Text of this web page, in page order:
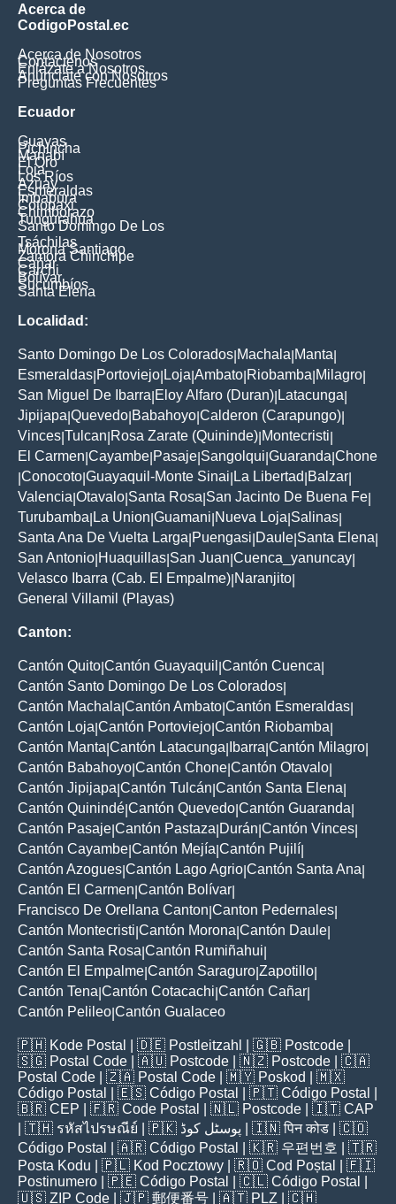
Acerca de
CodigoPostal.ec
Acerca de Nosotros
Contáctenos
Enlázate a Nosotros
Anúnciate con Nosotros
Preguntas Frecuentes
Ecuador
Guayas
Pichincha
Manabí
El Oro
Loja
Los Ríos
Azuay
Esmeraldas
Imbabura
Cotopaxi
Chimborazo
Tungurahua
Santo Domingo De Los
Tsáchilas
Morona Santiago
Zamora Chinchipe
Cañar
Carchi
Bolívar
Sucumbíos
Santa Elena
Localidad:
Santo Domingo De Los Colorados Machala Manta
Esmeraldas Portoviejo Loja Ambato Riobamba Milagro
San Miguel De Ibarra Eloy Alfaro (Duran) Latacunga
Jipijapa Quevedo Babahoyo Calderon (Carapungo)
Vinces Tulcan Rosa Zarate (Quininde) Montecristi
El Carmen Cayambe Pasaje Sangolqui Guaranda Chone
Conocoto Guayaquil-Monte Sinai La Libertad Balzar
Valencia Otavalo Santa Rosa San Jacinto De Buena Fe
Turubamba La Union Guamani Nueva Loja Salinas
Santa Ana De Vuelta Larga Puengasi Daule Santa Elena
San Antonio Huaquillas San Juan Cuenca_yanuncay
Velasco Ibarra (Cab. El Empalme) Naranjito
General Villamil (Playas)
Canton:
Cantón Quito Cantón Guayaquil Cantón Cuenca
Cantón Santo Domingo De Los Colorados
Cantón Machala Cantón Ambato Cantón Esmeraldas
Cantón Loja Cantón Portoviejo Cantón Riobamba
Cantón Manta Cantón Latacunga Ibarra Cantón Milagro
Cantón Babahoyo Cantón Chone Cantón Otavalo
Cantón Jipijapa Cantón Tulcán Cantón Santa Elena
Cantón Quinindé Cantón Quevedo Cantón Guaranda
Cantón Pasaje Cantón Pastaza Durán Cantón Vinces
Cantón Cayambe Cantón Mejía Cantón Pujilí
Cantón Azogues Cantón Lago Agrio Cantón Santa Ana
Cantón El Carmen Cantón Bolívar
Francisco De Orellana Canton Canton Pedernales
Cantón Montecristi Cantón Morona Cantón Daule
Cantón Santa Rosa Cantón Rumiñahui
Cantón El Empalme Cantón Saraguro Zapotillo
Cantón Tena Cantón Cotacachi Cantón Cañar
Cantón Pelileo Cantón Gualaceo
🇵🇭 Kode Postal | 🇩🇪 Postleitzahl | 🇬🇧 Postcode
🇸🇬 Postal Code | 🇦🇺 Postcode | 🇳🇿 Postcode | 🇨🇦
Postal Code | 🇿🇦 Postal Code | 🇲🇾 Poskod
| 🇲🇽
Código Postal
| 🇪🇸 Código Postal | 🇵🇹 Código Postal
🇧🇷 CEP | 🇫🇷 Code Postal | 🇳🇱 Postcode | 🇮🇹 CAP
| 🇹🇭 รหัสไปรษณีย์ | 🇵🇰 پوسٹل کوڈ | 🇮🇳पिन कोड | 🇨🇴
Código Postal
| 🇦🇷 Código Postal | 🇰🇷 우편번호
| 🇹🇷
Posta Kodu | 🇵🇱 Kod Pocztowy | 🇷🇴 Cod Poștal
| 🇫🇮
Postinumero | 🇵🇪 Código Postal | 🇨🇱 Código Postal
🇺🇸 ZIP Code | 🇯🇵 郵便番号 | 🇦🇹 PLZ | 🇨🇭